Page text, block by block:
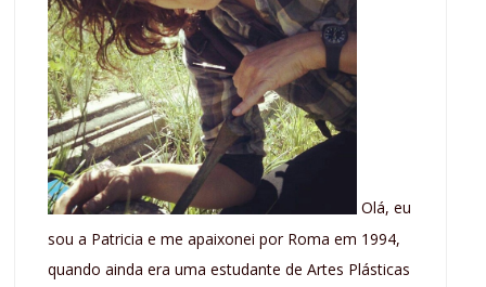
Olá, eu
sou a Patricia e me apaixonei por Roma em 1994,
quando ainda era uma estudante de Artes Plásticas